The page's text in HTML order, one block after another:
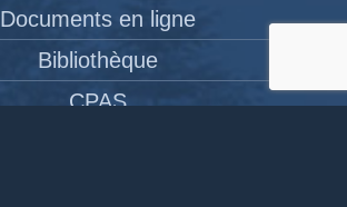
Documents en ligne
Bibliothèque
CPAS